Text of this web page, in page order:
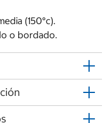
(150°c).
o bordado.